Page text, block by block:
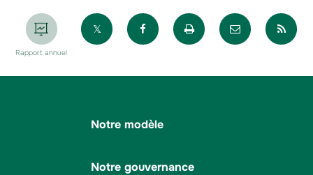
Rapport annuel
Partager sur XPartager sur Facebook
Imprimer la pageEnvoyer
Notre modèle
Notre gouvernance